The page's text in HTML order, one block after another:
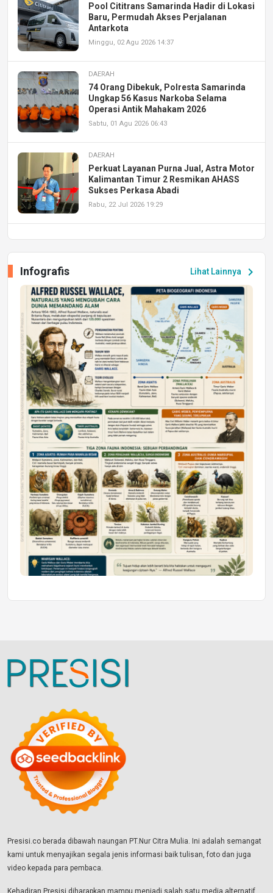
Pool Cititrans Samarinda Hadir di Lokasi
Baru, Permudah Akses Perjalanan
Antarkota
Minggu, 02 Agu 2026 14:37
DAERAH
74 Orang Dibekuk, Polresta Samarinda
Ungkap 56 Kasus Narkoba Selama
Operasi Antik Mahakam 2026
Sabtu, 01 Agu 2026 06:43
DAERAH
Perkuat Layanan Purna Jual, Astra Motor
Kalimantan Timur 2 Resmikan AHASS
Sukses Perkasa Abadi
Rabu, 22 Jul 2026 19:29
Peluang Kerja dan Magang
Jumat, 17 Jul 2026 22:30
DAERAH
Astra Motor Kalimantan Timur 2 Dukung
Mahasiswa Samarinda dalam Astra
Honda SDGs Future Leaders 2026
Jumat, 10 Jul 2026 19:01
Lihat Lainnya chevron_right
Infografis
Presisi.co berada dibawah naungan PT.Nur Citra Mulia. Ini adalah semangat
kami untuk menyajikan segala jenis informasi baik tulisan, foto dan juga
video kepada para pembaca.